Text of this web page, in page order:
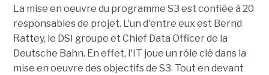
La mise en oeuvre du programme S3 est confiée à 20
responsables de projet. L'un d'entre eux est Bernd
Rattey, le DSI groupe et Chief Data Officer de la
Deutsche Bahn. En effet, l'IT joue un rôle clé dans la
mise en oeuvre des objectifs de S3. Tout en devant